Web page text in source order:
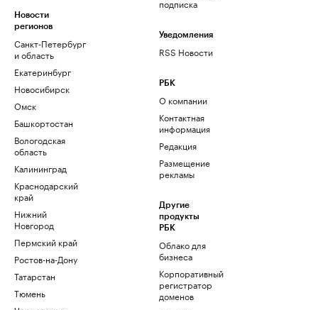
Новости
регионов
Санкт-Петербург
и область
Екатеринбург
Новосибирск
Омск
Башкортостан
Вологодская
область
Калининград
Краснодарский
край
Нижний
Новгород
Пермский край
Ростов-на-Дону
Татарстан
Тюмень
подписка
Уведомления
RSS Новости
РБК
О компании
Контактная
информация
Редакция
Размещение
рекламы
Другие
продукты
РБК
Облако для
бизнеса
Корпоративный
регистратор
доменов